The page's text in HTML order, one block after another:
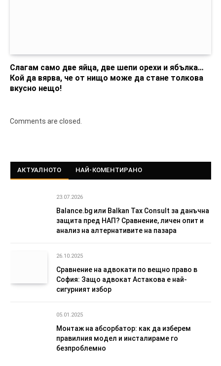
Слагам само две яйца, две шепи орехи и ябълка…
Кой да вярва, че от нищо може да стане толкова
вкусно нещо!
Comments are closed.
АКТУАЛНОТО НАЙ-КОМЕНТИРАНО
23.07.2026
Balance.bg или Balkan Tax Consult за данъчна
защита пред НАП? Сравнение, личен опит и
анализ на алтернативите на пазара
26.10.2025
Сравнение на адвокати по вещно право в
София: Защо адвокат Астакова е най-
сигурният избор
05.01.2025
Монтаж на абсорбатор: как да изберем
правилния модел и инсталираме го
безпроблемно